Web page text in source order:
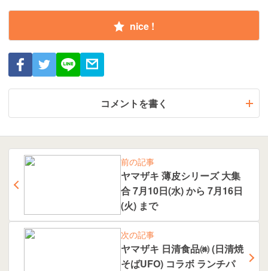
nice !
コメントを書く
前の記事
ヤマザキ 薄皮シリーズ 大集
合 7月10日(水) から 7月16日
(火) まで
次の記事
ヤマザキ 日清食品㈱ (日清焼
そばUFO) コラボ ランチパ